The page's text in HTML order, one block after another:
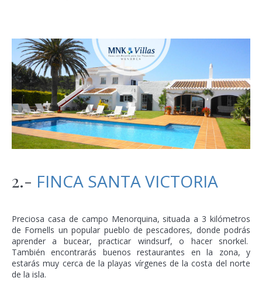
2.- FINCA SANTA VICTORIA
Preciosa casa de campo Menorquina, situada a 3 kilómetros
de Fornells un popular pueblo de pescadores, donde podrás
aprender a bucear, practicar windsurf, o hacer snorkel.
También encontrarás buenos restaurantes en la zona, y
estarás muy cerca de la playas vírgenes de la costa del norte
de la isla.